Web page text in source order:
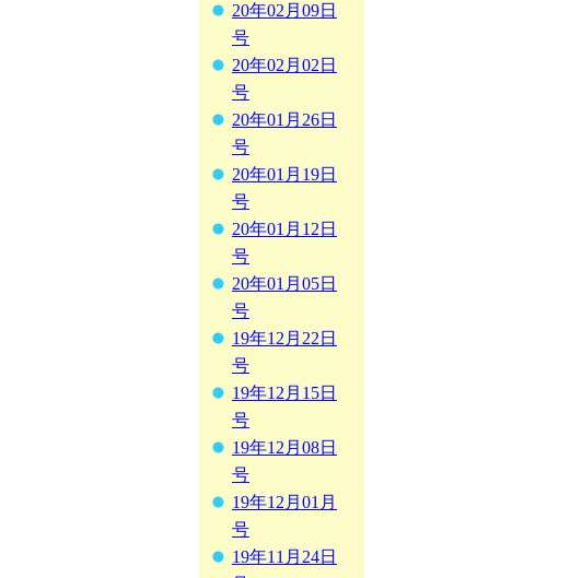
20年02月09日
号
20年02月02日
号
20年01月26日
号
20年01月19日
号
20年01月12日
号
20年01月05日
号
19年12月22日
号
19年12月15日
号
19年12月08日
号
19年12月01月
号
19年11月24日